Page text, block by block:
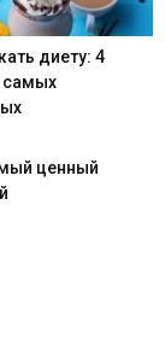
диету: 4
самых
ценный